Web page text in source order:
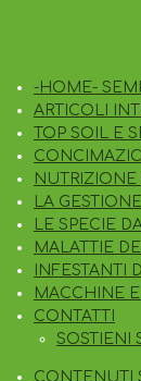
-HOME-
ARTICOLI
TOP SOIL E
NUTRIZIONE
LA
LE SPECIE
MALATTIE
INFESTANTI
MACCHINE
CONTATTI
SOSTIENI
CONTENUTI